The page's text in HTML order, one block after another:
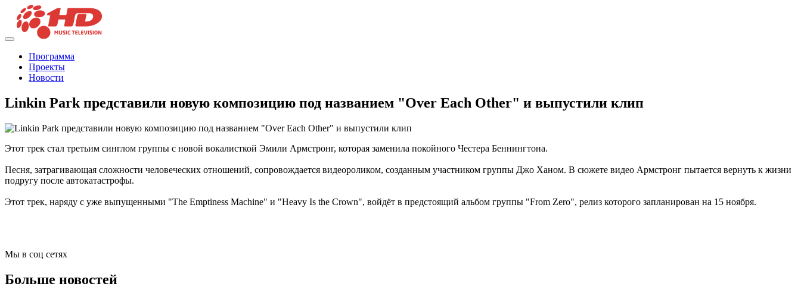
Программа
Проекты
Новости
Linkin Park представили новую композицию под названием "Over Each Other" и выпустили клип
Этот трек стал третьим синглом группы с новой вокалисткой Эмили Армстронг, которая заменила покойного Честера Беннингтона.
Песня, затрагивающая сложности человеческих отношений, сопровождается видеороликом, созданным участником группы Джо Ханом. В сюжете видео Армстронг пытается вернуть к жизни
подругу после автокатастрофы.
Этот трек, наряду с уже выпущенными "The Emptiness Machine" и "Heavy Is the Crown", войдёт в предстоящий альбом группы "From Zero", релиз которого запланирован на 15 ноября.
Мы в соц сетях
Больше новостей